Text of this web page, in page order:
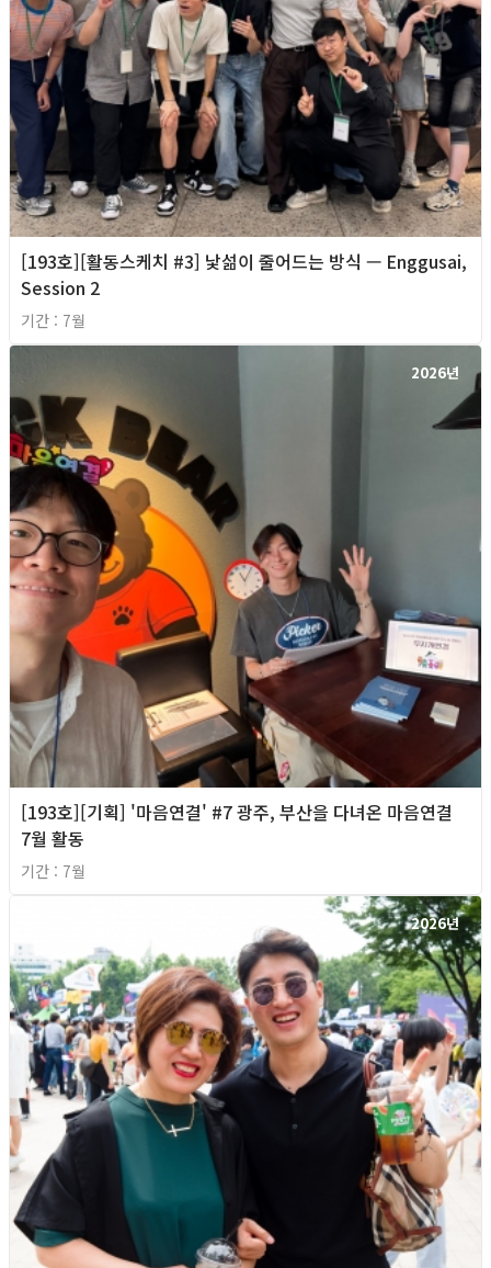
[193호][활동스케치 #3] 낯섦이 줄어드는 방식 — Enggusai,
Session 2
기간 : 7월
2026년
[193호][기획] '마음연결' #7 광주, 부산을 다녀온 마음연결
7월 활동
기간 : 7월
2026년